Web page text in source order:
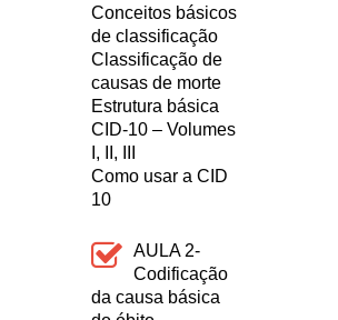
Conceitos básicos
de classificação
Classificação de
causas de morte
Estrutura básica
CID-10 – Volumes
I, II, III
Como usar a CID
10
AULA 2-
Codificação
da causa básica